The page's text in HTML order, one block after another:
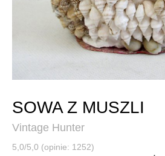
SOWA Z MUSZLI
Vintage Hunter
5,0/5,0 (opinie: 1252)